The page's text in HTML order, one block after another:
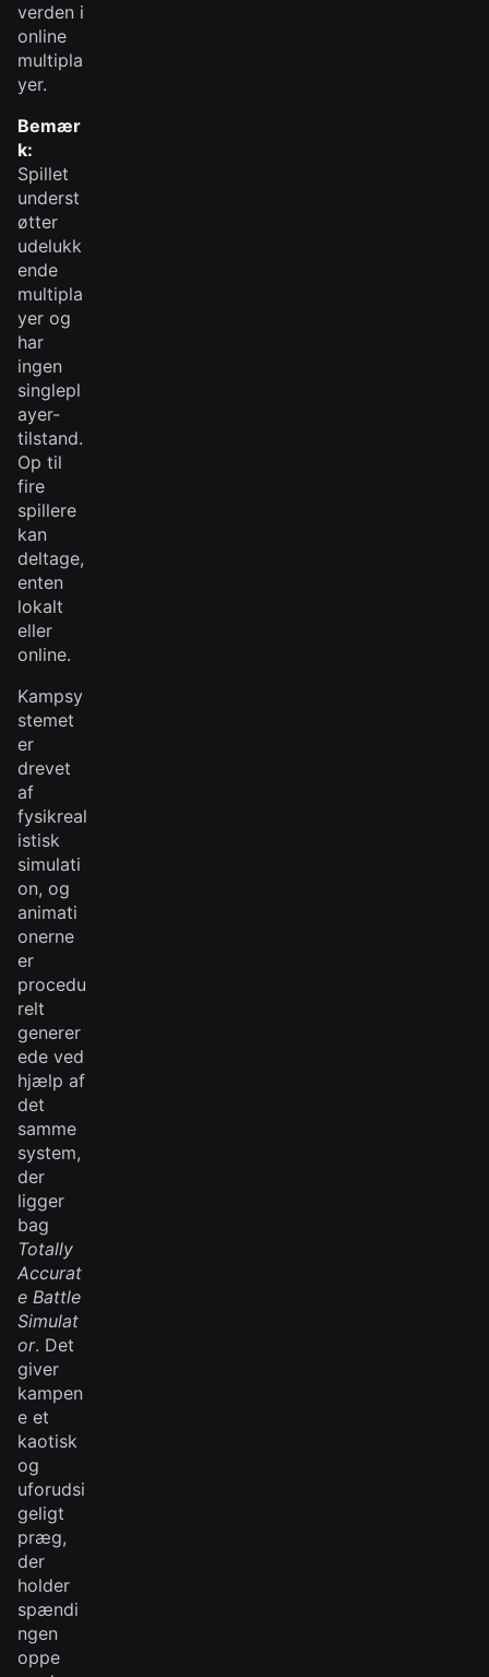
verden i
online
multipla
yer.
Bemær
k:
Spillet
underst
øtter
udelukk
ende
multipla
yer og
har
ingen
singlepl
ayer-
tilstand.
Op til
fire
spillere
kan
deltage,
enten
lokalt
eller
online.
Kampsy
stemet
er
drevet
af
fysikreal
istisk
simulati
on, og
animati
onerne
er
procedu
relt
generer
ede ved
hjælp af
det
samme
system,
der
ligger
bag
Totally
Accurat
e Battle
Simulat
or. Det
giver
kampen
e et
kaotisk
og
uforudsi
geligt
præg,
der
holder
spændi
ngen
oppe